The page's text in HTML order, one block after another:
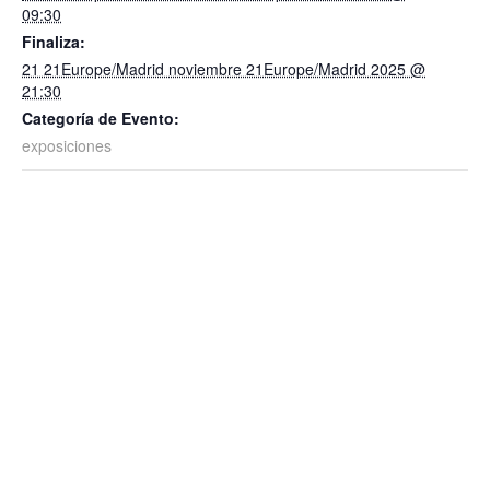
09:30
Finaliza:
21 21Europe/Madrid noviembre 21Europe/Madrid 2025 @
21:30
Categoría de Evento:
exposiciones